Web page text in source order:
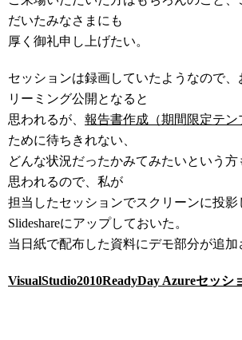
だいたみなさまにも
厚く御礼申し上げたい。
セッションは録画していたようなので、
リーミング公開となると
思われるが、 報告書作成（期間限定テン
ために待ちきれない、
どんな状況だったかみてみたいという方
思われるので、私が
担当したセッションでスクリーンに投影
Slideshareにアップしておいた。
当日紙で配布した資料にデモ部分が追加
VisualStudio2010ReadyDay Azureセッシ